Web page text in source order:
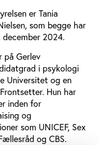
er Tania
som begge har
2024.
på Gerlev
i psykologi
Universitet og en
Hun har
inden for
og
som UNICEF, Sex
og CBS.